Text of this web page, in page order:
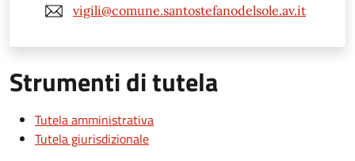
vigili@comune.santostefanodelsole.av.it
Strumenti di tutela
Tutela amministrativa
Tutela giurisdizionale